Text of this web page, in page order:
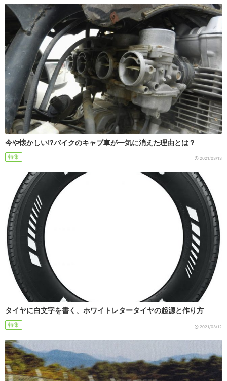
今や懐かしい!?バイクのキャブ車が一気に消えた理由とは？
特集 2021/03/13
タイヤに白文字を書く、ホワイトレタータイヤの起源と作り方
特集 2021/03/12